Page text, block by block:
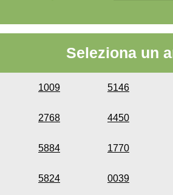
Seleziona un
1009 5146
2768 4450
5884 1770
5824 0039